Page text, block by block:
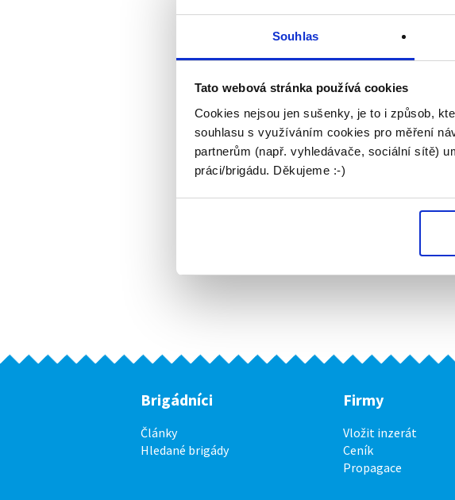
Souhlas
Tato webová stránka používá cookies
Cookies nejsou jen sušenky, je to i způsob,
souhlasu s využíváním cookies pro měření
partnerům (např. vyhledávače, sociální sítě)
práci/brigádu. Děkujeme :-)
Brigádníci
Články
Hledané brigády
Firmy
Vložit inzerát
Ceník
Propagace